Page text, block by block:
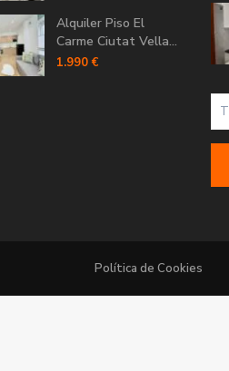
Alquiler Piso El
Carme Ciutat Vella...
1.990 €
Política de Cookies